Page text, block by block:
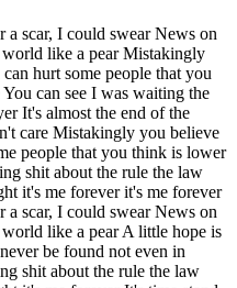
a scar, I could swear News on
like a pear Mistakingly
hurt some people that you
can see I was waiting the
It's almost the end of the
care Mistakingly you believe
people that you think is lower
shit about the rule the law
it's me forever it's me forever
a scar, I could swear News on
like a pear A little hope is
be found not even in
shit about the rule the law